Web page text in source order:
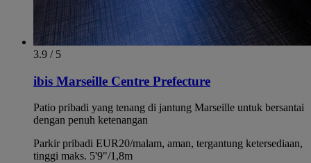
3.9 / 5
ibis Marseille Centre Prefecture
Patio pribadi yang tenang di jantung Marseille untuk bersantai
dengan penuh ketenangan
Parkir pribadi EUR20/malam, aman, tergantung ketersediaan,
tinggi maks. 5'9"/1,8m